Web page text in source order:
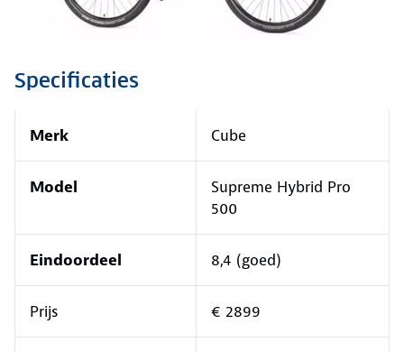
Specificaties
Merk Cube
Model
Supreme Hybrid Pro
500
Eindoordeel 8,4 (goed)
Prijs € 2899